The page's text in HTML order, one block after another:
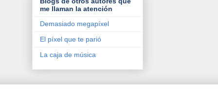
me llaman la atención
Demasiado megapíxel
El píxel que te parió
La caja de música